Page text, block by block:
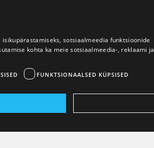
sotsiaalmeedia funktsioonide
kohta ka meie sotsiaalmeedia-, reklaami ja
FUNKTSIONAALSED KÜPSISED